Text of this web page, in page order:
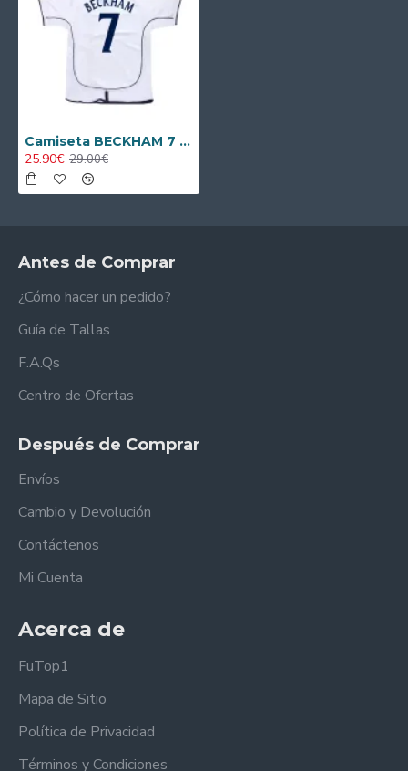
Camiseta BECKHAM 7 Calidad AAA Inglaterra Away 2002 Clasico
25.90€ 29.00€
Antes de Comprar
¿Cómo hacer un pedido?
Guía de Tallas
F.A.Qs
Centro de Ofertas
Después de Comprar
Envíos
Cambio y Devolución
Contáctenos
Mi Cuenta
Acerca de
FuTop1
Mapa de Sitio
Política de Privacidad
Términos y Condiciones